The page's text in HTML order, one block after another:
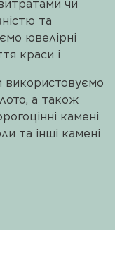
с
личной
или
фирменной
Украине.
чи
та
ювелірні
краси і
використовуємо
а також
камені
та інші камені